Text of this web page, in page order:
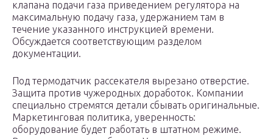
клапана подачи газа приведением регулятора на
максимальную подачу газа, удержанием там в
течение указанного инструкцией времени.
Обсуждается соответствующим разделом
документации.
Под термодатчик рассекателя вырезано отверстие.
Защита против чужеродных доработок. Компании
специально стремятся детали сбывать оригинальные.
Маркетинговая политика, уверенность:
оборудование будет работать в штатном режиме.